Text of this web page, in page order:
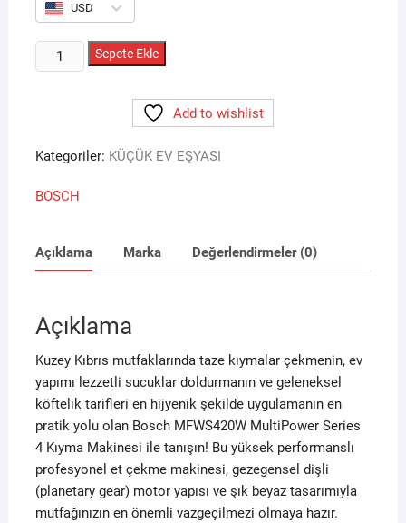
USD
BOSCH
MFWS420W
Sepete Ekle
Add to wishlist
Kategoriler: KÜÇÜK EV EŞYASI
BOSCH
Açıklama Marka Değerlendirmeler (0)
Açıklama
Kuzey Kıbrıs mutfaklarında taze kıymalar çekmenin, ev
yapımı lezzetli sucuklar doldurmanın ve geleneksel
köftelik tarifleri en hijyenik şekilde uygulamanın en
pratik yolu olan Bosch MFWS420W MultiPower Series
4 Kıyma Makinesi ile tanışın! Bu yüksek performanslı
profesyonel et çekme makinesi, gezegensel dişli
(planetary gear) motor yapısı ve şık beyaz tasarımıyla
mutfağınızın en önemli vazgeçilmezi olmaya hazır.